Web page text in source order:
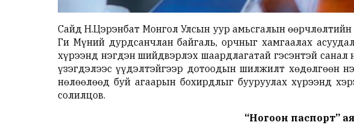
Сайд Н.Цэрэнбат Монгол Улсын уур амьсгалын
Ги Мүний дурдсанчлан байгаль, орчныг хамгаалах
хүрээнд нэгдэн шийдвэрлэх шаардлагатай гэсэнтэй
үзэгдэлээс үүдэлтэйгээр дотоодын шилжилт хөдөлгөөн
нөлөөлөөд буй агаарын бохирдлыг бууруулах хүрээнд
солилцов.
“Ногоон паспорт”